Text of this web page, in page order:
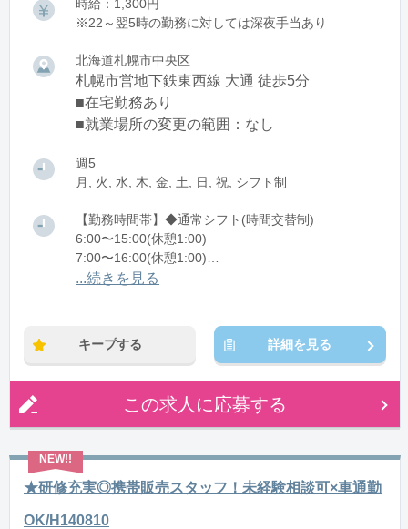
時給：1,300円
※22～翌5時の勤務に対しては深夜手当あり
北海道札幌市中央区
札幌市営地下鉄東西線 大通 徒歩5分
■在宅勤務あり
■就業場所の変更の範囲：なし
週5
月, 火, 水, 木, 金, 土, 日, 祝, シフト制
【勤務時間帯】◆通常シフト(時間交替制)
6:00〜15:00(休憩1:00)
7:00〜16:00(休憩1:00)
8:00〜17:00(休憩1:00)
11:00〜20:00(休憩1:00)
12:00〜21:00(休憩1:00)
15:00〜翌0:00(休憩1:00)
16:00〜翌1:00(休憩1:00)
...続きを見る
キープする 詳細を見る
この求人に応募する
★研修充実◎携帯販売スタッフ！未経験相談可×車通勤
OK/H140810